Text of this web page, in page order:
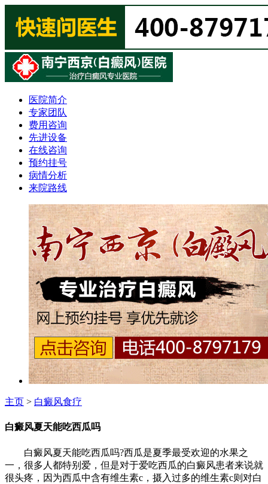
医院简介
专家团队
费用咨询
先进设备
在线咨询
预约挂号
病情分析
来院路线
主页 > 白癜风食疗
白癜风夏天能吃西瓜吗
白癜风夏天能吃西瓜吗?西瓜是夏季最受欢迎的水果之
一，很多人都特别爱，但是对于爱吃西瓜的白癜风患者来说就
很头疼，因为西瓜中含有维生素c，摄入过多的维生素c则对白